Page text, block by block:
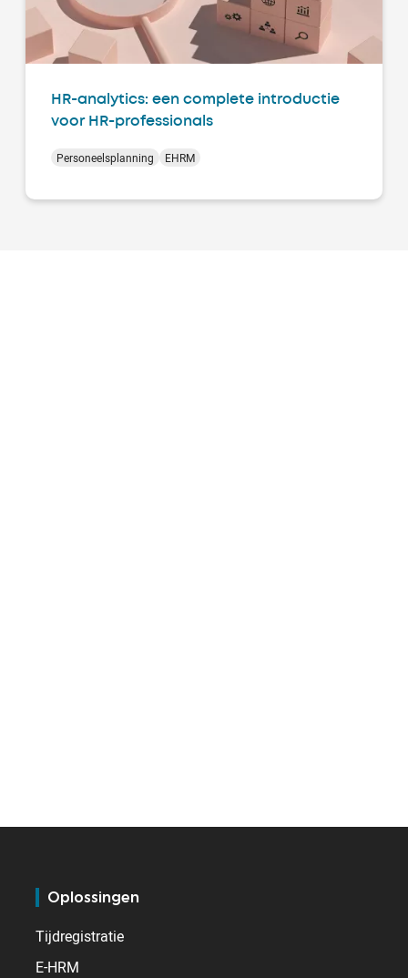
HR-analytics: een complete introductie
voor HR-professionals
Personeelsplanning EHRM
Oplossingen
Tijdregistratie
E-HRM